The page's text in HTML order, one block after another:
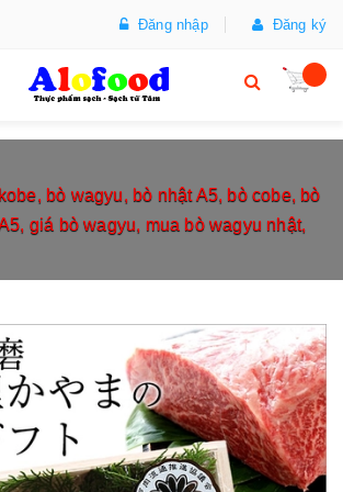
Đăng nhập Đăng ký
bò wagyu, bò nhật A5, bò cobe, bò
giá bò wagyu, mua bò wagyu nhật,